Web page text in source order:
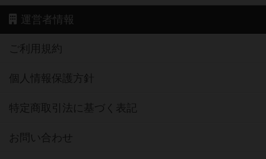
運営者情報
ご利用規約
個人情報保護方針
特定商取引法に基づく表記
お問い合わせ